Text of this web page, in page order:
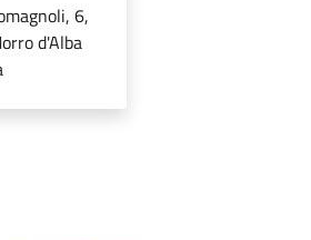
6,
d'Alba